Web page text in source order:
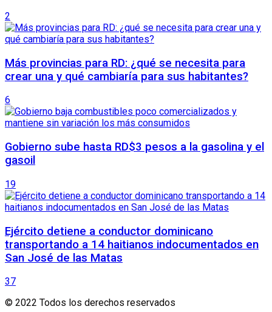
2
Más provincias para RD: ¿qué se necesita para
crear una y qué cambiaría para sus habitantes?
6
Gobierno sube hasta RD$3 pesos a la gasolina y el
gasoil
19
Ejército detiene a conductor dominicano
transportando a 14 haitianos indocumentados en
San José de las Matas
37
© 2022 Todos los derechos reservados